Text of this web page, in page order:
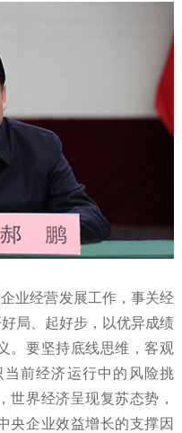
业经营发展工作，事关经
局、起好步，以优异成绩
。要坚持底线思维，客观
前经济运行中的风险挑
世界经济呈现复苏态势，
央企业效益增长的支撑因